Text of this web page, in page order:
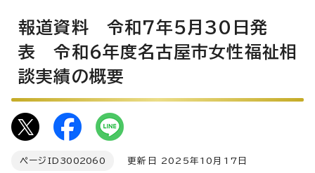
報道資料 令和7年5月30日発
表 令和6年度名古屋市女性福祉相
談実績の概要
ページID 3002060 更新日 2025年10月17日